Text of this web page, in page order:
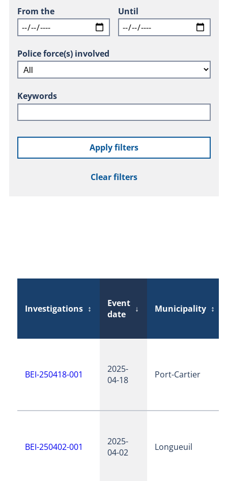
From the Until
Police force(s) involved
Keywords
Apply filters
Clear filters
Investigations ↕
Event
date
↓ Municipality ↕
BEI-250418-001
2025-
04-18
Port-Cartier
BEI-250402-001
2025-
04-02
Longueuil